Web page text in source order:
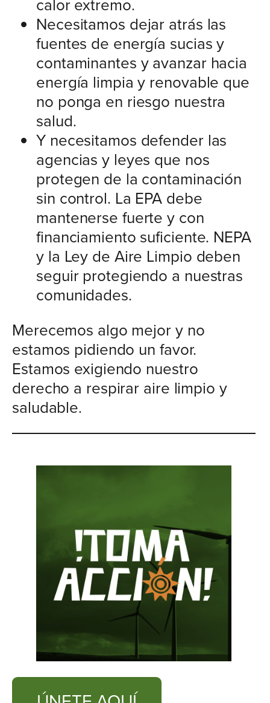
calor extremo.
Necesitamos dejar atrás las
fuentes de energía sucias y
contaminantes y avanzar hacia
energía limpia y renovable que
no ponga en riesgo nuestra
salud.
Y necesitamos defender las
agencias y leyes que nos
protegen de la contaminación
sin control. La EPA debe
mantenerse fuerte y con
financiamiento suficiente. NEPA
y la Ley de Aire Limpio deben
seguir protegiendo a nuestras
comunidades.
Merecemos algo mejor y no
estamos pidiendo un favor.
Estamos exigiendo nuestro
derecho a respirar aire limpio y
saludable.